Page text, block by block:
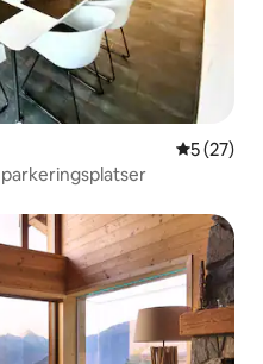
5 av 5 i
5 (27)